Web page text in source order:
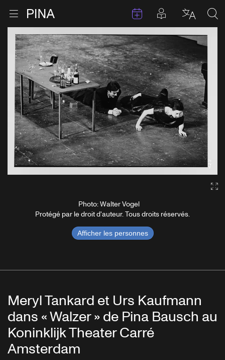
Aller au contenu
Ouvrir le menu Retour à la page d'accueil Évenements
Articles en
Photo: Walter Vogel
Protégé par le droit d'auteur. Tous droits réservés.
Afficher les personnes
Meryl Tankard et Urs Kaufmann
dans « Walzer » de Pina Bausch au
Koninklijk Theater Carré
Amsterdam